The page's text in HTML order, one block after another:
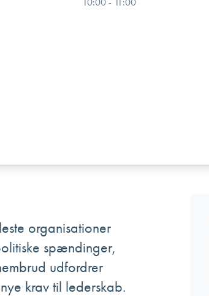
organisationer
spændinger,
udfordrer
krav til lederskab.